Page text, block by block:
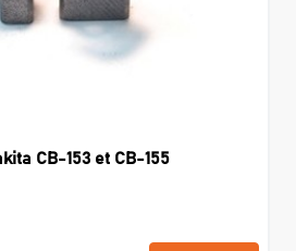
CB-153 et CB-155